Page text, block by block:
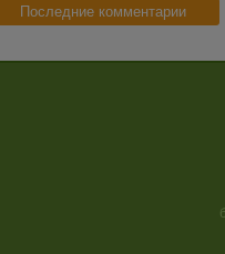
Последние комментарии